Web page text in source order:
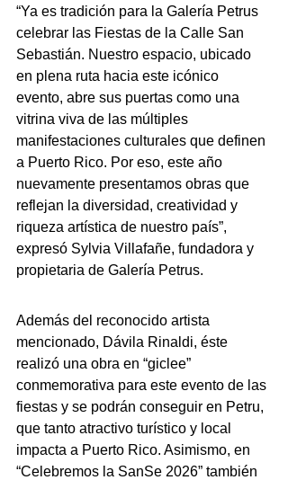
“Ya es tradición para la Galería Petrus
celebrar las Fiestas de la Calle San
Sebastián. Nuestro espacio, ubicado
en plena ruta hacia este icónico
evento, abre sus puertas como una
vitrina viva de las múltiples
manifestaciones culturales que definen
a Puerto Rico. Por eso, este año
nuevamente presentamos obras que
reflejan la diversidad, creatividad y
riqueza artística de nuestro país”,
expresó Sylvia Villafañe, fundadora y
propietaria de Galería Petrus.
Además del reconocido artista
mencionado, Dávila Rinaldi, éste
realizó una obra en “giclee”
conmemorativa para este evento de las
fiestas y se podrán conseguir en Petru,
que tanto atractivo turístico y local
impacta a Puerto Rico. Asimismo, en
“Celebremos la SanSe 2026” también